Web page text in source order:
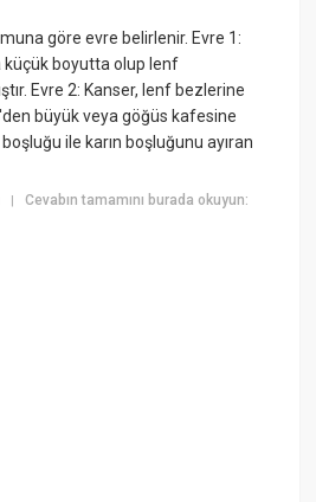
göre evre belirlenir. Evre 1:
küçük boyutta olup lenf
Evre 2: Kanser, lenf bezlerine
büyük veya göğüs kafesine
ile karın boşluğunu ayıran
|Cevabın tamamını burada okuyun: